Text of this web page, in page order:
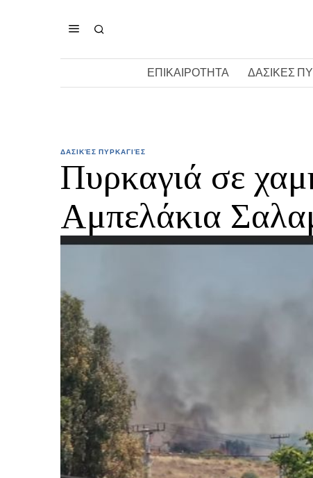
ΕΠΙΚΑΙΡΟΤΗΤΑ ΔΑΣΙΚΕΣ
ΔΑΣΙΚΈΣ ΠΥΡΚΑΓΙΈΣ
Πυρκαγιά σε
Αμπελάκια